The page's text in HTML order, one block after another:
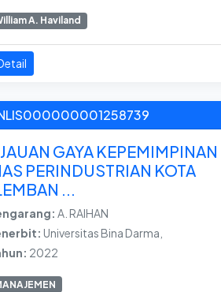
A. Haviland
GAYA KEPEMIMPINAN
PERINDUSTRIAN KOTA
...
A. RAIHAN
Universitas Bina Darma,
2022